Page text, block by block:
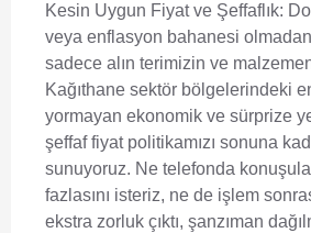
Kesin Uygun Fiyat ve Şeffaflık:
veya enflasyon bahanesi
sadece alın terimizin ve
Kağıthane sektör bölgelerindeki
yormayan ekonomik ve sürprize
şeffaf fiyat politikamızı sonuna
sunuyoruz. Ne telefonda
fazlasını isteriz, ne de işlem
ekstra zorluk çıktı, şanzıman